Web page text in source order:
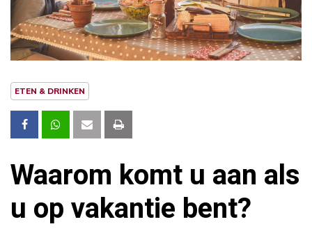
ETEN & DRINKEN
Waarom komt u aan als
u op vakantie bent?